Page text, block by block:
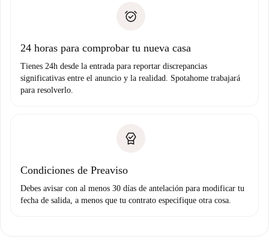
Prueba de solvencia
no nos comunicas ningún problema.
24 horas para comprobar tu nueva casa
Tienes 24h desde la entrada para reportar discrepancias
significativas entre el anuncio y la realidad. Spotahome trabajará
para resolverlo.
Condiciones de Preaviso
Debes avisar con al menos 30 días de antelación para modificar tu
fecha de salida, a menos que tu contrato especifique otra cosa.